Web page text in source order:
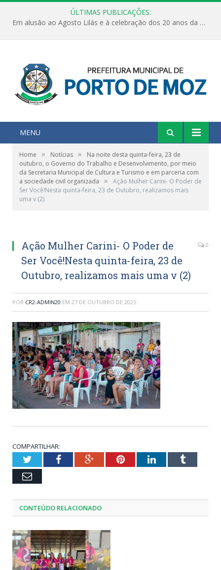
ÚLTIMAS PUBLICAÇÕES:
Em alusão ao Agosto Lilás e à celebração dos 20 anos da Lei Maria da Penha, a Secretaria Municipal da Mulher, realizou uma ação de conscientização, nesta sexta feira, dia 07 de agosto, com o objetivo de fortalecer a informação, a prevenção e o enfrentamento à violência contra a mulher.
MENU
Home » Notícias »
Na noite desta quinta-feira, 23 de
outubro, o Governo do Trabalho e Desenvolvimento, por meio
da Secretaria Municipal de Cultura e Turismo e em parceria com
a sociedade civil organizada
»
Ação Mulher Carini- O Poder de
Ser Você!Nesta quinta-feira, 23 de Outubro, realizamos mais
uma v (2)
Ação Mulher Carini- O Poder de
Ser Você!Nesta quinta-feira, 23 de
Outubro, realizamos mais uma v (2)
0
POR CR2-ADMIN20 EM 27 DE OUTUBRO DE 2025
COMPARTILHAR:
TwitterFacebookGoogle+PinterestLinkedInTumblr
Email
CONTEÚDO RELACIONADO